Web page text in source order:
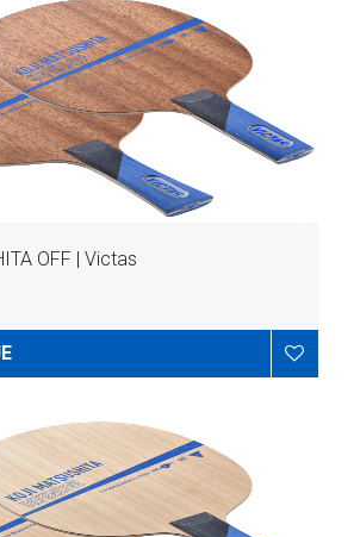
OFF | Victas